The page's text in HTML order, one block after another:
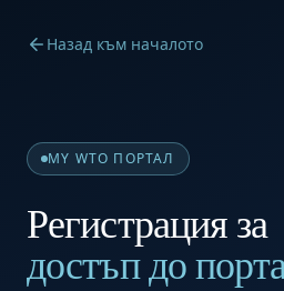
Назад към началото
MY WTO ПОРТАЛ
Регистрация за
достъп до